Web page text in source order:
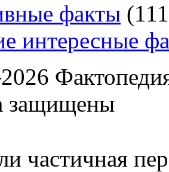
факты (111
интересные
защищены
частичная